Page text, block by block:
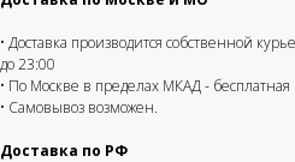
• Доставка производится собственной
до 23:00
• По Москве в пределах МКАД - бесплатная
• Самовывоз возможен.
Доставка по РФ
Мы сотрудничаем с государственными
Оптовые поставки
Заказать оптом